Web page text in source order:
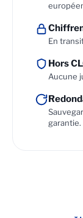
En
Hors
Aucune
garantie.